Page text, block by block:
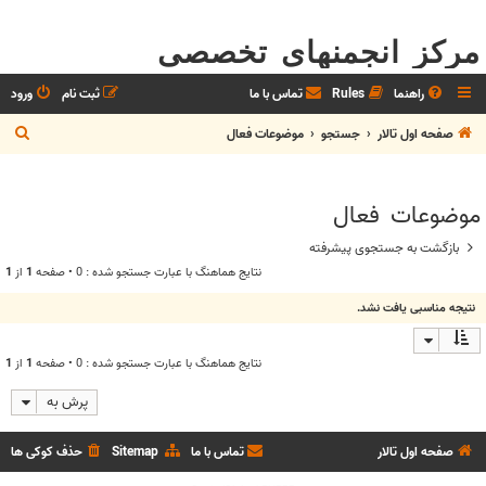
مرکز انجمنهای تخصصی
راهنما Rules تماس با ما ورود
ثبت نام
صفحه اول تالار
جستجو موضوعات فعال
س
موضوعات فعال
بازگشت به جستجوی پیشرفته
نتايج هماهنگ با عبارت جستجو شده : 0 • صفحه 1 از 1
نتیجه مناسبی یافت نشد.
نتايج هماهنگ با عبارت جستجو شده : 0 • صفحه 1 از 1
پرش به
صفحه اول تالار حذف کوکی ها Sitemap تماس با ما